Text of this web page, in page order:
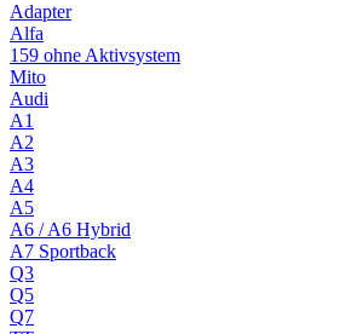
Adapter
Alfa
159 ohne Aktivsystem
Mito
Audi
A1
A2
A3
A4
A5
A6 / A6 Hybrid
A7 Sportback
Q3
Q5
Q7